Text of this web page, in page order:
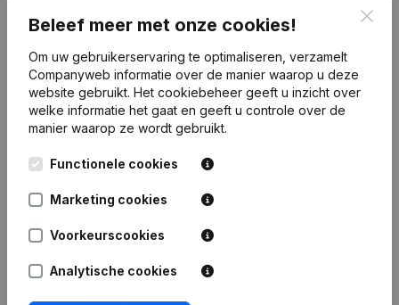
47.076
Publicatiesvan Lapis Management
Datum Publicatie
09-11-2023
Overige Wijzigingen, …) - Wijziging
Juridische Vorm - Ontslagnemingen -
vergadering
Beleef meer met onze cookies!
Om uw gebruikerservaring te optimaliseren, verzamelt
Companyweb informatie over de manier waarop u deze
website gebruikt. Het cookiebeheer geeft u inzicht over
welke informatie het gaat en geeft u controle over de
manier waarop ze wordt gebruikt.
Functionele cookies
Marketing cookies
Voorkeurscookies
Analytische cookies